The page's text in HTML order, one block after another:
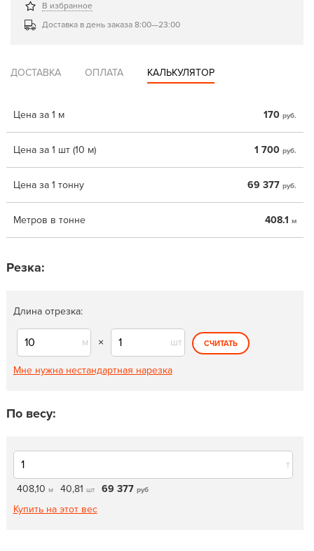
В избранное
Доставка в день заказа 8:00—23:00
ДОСТАВКА ОПЛАТА КАЛЬКУЛЯТОР
Цена за 1 м 170 руб.
Цена за 1 шт (10 м) 1 700 руб.
Цена за 1 тонну 69 377 руб.
Метров в тонне 408.1 м
Резка:
Длина отрезка:
м × шт СЧИТАТЬ
Мне нужна нестандартная нарезка
По весу:
т
408,10 м 40,81 шт 69 377 руб
Купить на этот вес